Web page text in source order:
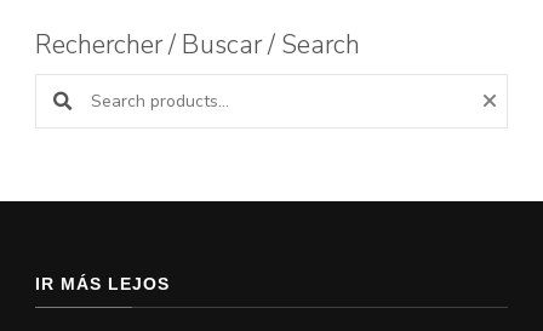
Rechercher / Buscar / Search
Buscar productos:
IR MÁS LEJOS